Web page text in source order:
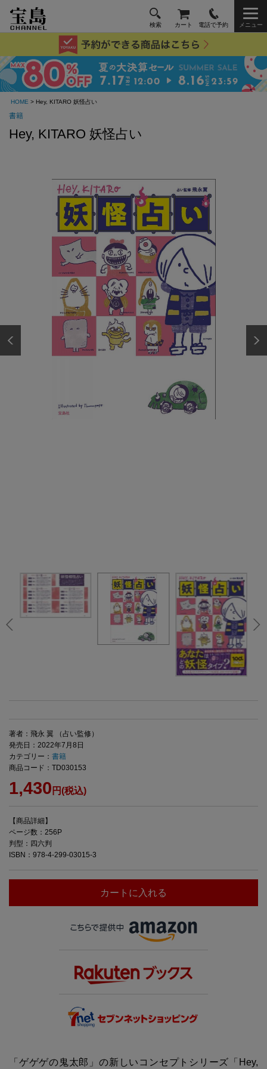
検索 カート 電話で予約 メニュー
HOME > Hey, KITARO 妖怪占い
書籍
Hey, KITARO 妖怪占い
著者：飛永 翼 （占い監修）
発売日：2022年7月8日
カテゴリー： 書籍
商品コード：TD030153
1,430 円(税込)
【商品詳細】
ページ数：256P
判型：四六判
ISBN：978-4-299-03015-3
カートに入れる
「ゲゲゲの鬼太郎」の新しいコンセプトシリーズ「Hey,